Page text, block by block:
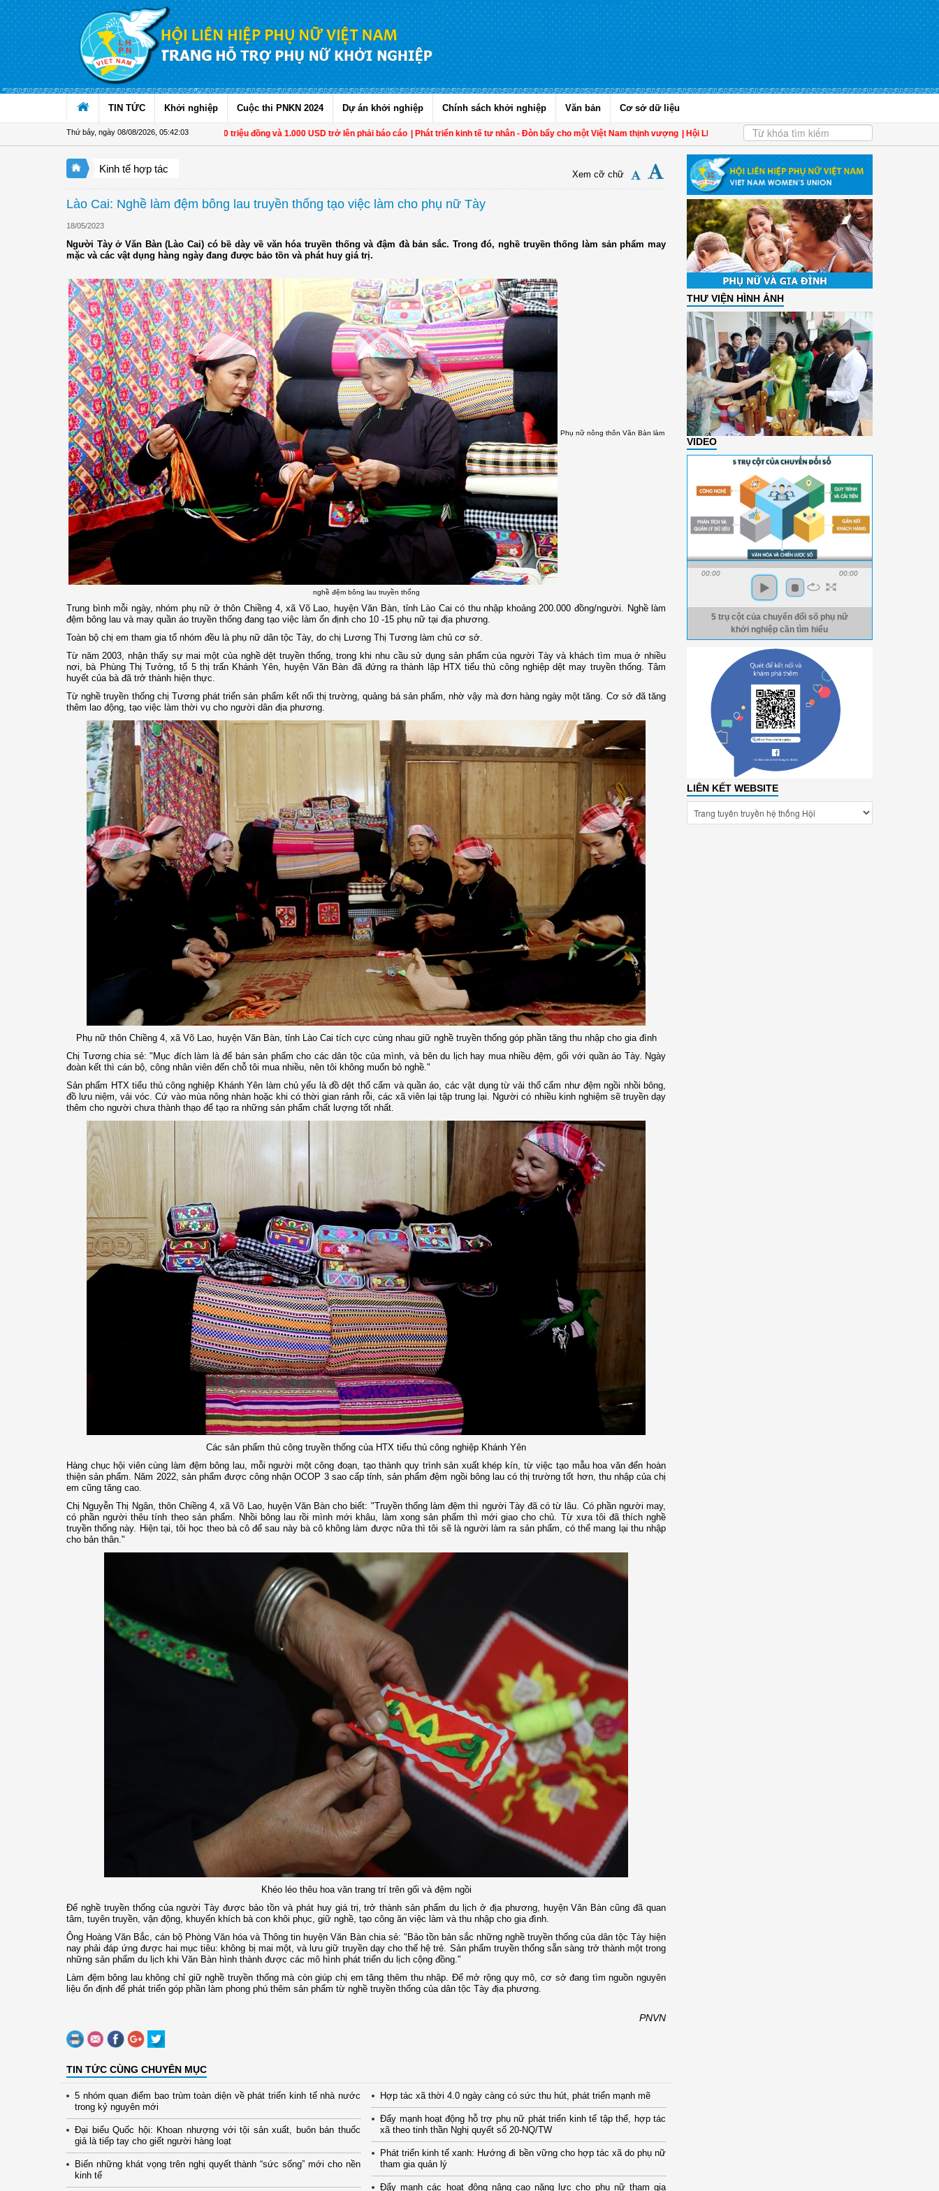
Truy cập nội dung luôn
TIN TỨC Khởi nghiệp Cuộc thi PNKN 2024 Dự án khởi nghiệp Chính sách khởi nghiệp Văn bản Cơ sở dữ liệu
Thứ bảy, ngày 08/08/2026 05:42:04
Từ 1/11, chuyển tiền từ 500 triệu đồng và 1.000 USD trở lên phải báo cáo | Phát triển kinh tế tư nhân - Đòn bẩy cho một Việt Nam thịnh vượng | Hội LHPN tỉnh Kiên Giang biểu dương phụ nữ tiêu biểu trong tham gia
Kinh tế hợp tác Xem cỡ chữ
Lào Cai: Nghề làm đệm bông lau truyền thống tạo việc làm cho phụ nữ Tày
18/05/2023
Người Tày ở Văn Bàn (Lào Cai) có bề dày về văn hóa truyền thống và đậm đà bản sắc. Trong đó, nghề truyền thống làm sản phẩm may
mặc và các vật dụng hàng ngày đang được bảo tồn và phát huy giá trị.
Phụ nữ nông thôn Văn Bàn làm
nghề đệm bông lau truyền thống
Trung bình mỗi ngày, nhóm phụ nữ ở thôn Chiềng 4, xã Võ Lao, huyện Văn Bàn, tỉnh Lào Cai có thu nhập khoảng 200.000 đồng/người. Nghề làm
đệm bông lau và may quần áo truyền thống đang tạo việc làm ổn định cho 10 -15 phụ nữ tại địa phương.
Toàn bộ chị em tham gia tổ nhóm đều là phụ nữ dân tộc Tày, do chị Lương Thị Tương làm chủ cơ sở.
Từ năm 2003, nhận thấy sự mai một của nghề dệt truyền thống, trong khi nhu cầu sử dụng sản phẩm của người Tày và khách tìm mua ở nhiều
nơi, bà Phùng Thị Tưởng, tổ 5 thị trấn Khánh Yên, huyện Văn Bàn đã đứng ra thành lập HTX tiểu thủ công nghiệp dệt may truyền thống. Tâm
huyết của bà đã trở thành hiện thực.
Từ nghề truyền thống chị Tương phát triển sản phẩm kết nối thị trường, quảng bá sản phẩm, nhờ vậy mà đơn hàng ngày một tăng. Cơ sở đã tăng
thêm lao động, tạo việc làm thời vụ cho người dân địa phương.
Phụ nữ thôn Chiềng 4, xã Võ Lao, huyện Văn Bàn, tỉnh Lào Cai tích cực cùng nhau giữ nghề truyền thống góp phần tăng thu nhập cho gia đình
Chị Tương chia sẻ: "Mục đích làm là để bán sản phẩm cho các dân tộc của mình, và bên du lịch hay mua nhiều đệm, gối với quần áo Tày. Ngày
đoàn kết thì cán bộ, công nhân viên đến chỗ tôi mua nhiều, nên tôi không muốn bỏ nghề."
Sản phẩm HTX tiểu thủ công nghiệp Khánh Yên làm chủ yếu là đồ dệt thổ cẩm và quần áo, các vật dụng từ vải thổ cẩm như đệm ngồi nhồi bông,
đồ lưu niệm, vải vóc. Cứ vào mùa nông nhàn hoặc khi có thời gian rảnh rỗi, các xã viên lại tập trung lại. Người có nhiều kinh nghiệm sẽ truyền dạy
thêm cho người chưa thành thạo để tạo ra những sản phẩm chất lượng tốt nhất.
Các sản phẩm thủ công truyền thống của HTX tiểu thủ công nghiệp Khánh Yên
Hàng chục hội viên cùng làm đệm bông lau, mỗi người một công đoạn, tạo thành quy trình sản xuất khép kín, từ việc tạo mẫu hoa văn đến hoàn
thiện sản phẩm. Năm 2022, sản phẩm được công nhận OCOP 3 sao cấp tỉnh, sản phẩm đệm ngồi bông lau có thị trường tốt hơn, thu nhập của chị
em cũng tăng cao.
Chị Nguyễn Thị Ngân, thôn Chiềng 4, xã Võ Lao, huyện Văn Bàn cho biết: "Truyền thống làm đệm thì người Tày đã có từ lâu. Có phần người may,
có phần người thêu tính theo sản phẩm. Nhồi bông lau rồi mình mới khâu, làm xong sản phẩm thì mới giao cho chủ. Từ xưa tôi đã thích nghề
truyền thống này. Hiện tại, tôi học theo bà cô để sau này bà cô không làm được nữa thì tôi sẽ là người làm ra sản phẩm, có thể mang lại thu nhập
cho bản thân."
Khéo léo thêu hoa văn trang trí trên gối và đệm ngồi
Để nghề truyền thống của người Tày được bảo tồn và phát huy giá trị, trở thành sản phẩm du lịch ở địa phương, huyện Văn Bàn cũng đã quan
tâm, tuyên truyền, vận động, khuyến khích bà con khôi phục, giữ nghề, tạo công ăn việc làm và thu nhập cho gia đình.
Ông Hoàng Văn Bắc, cán bộ Phòng Văn hóa và Thông tin huyện Văn Bàn chia sẻ: "Bảo tồn bản sắc những nghề truyền thống của dân tộc Tày hiện
nay phải đáp ứng được hai mục tiêu: không bị mai một, và lưu giữ truyền dạy cho thế hệ trẻ. Sản phẩm truyền thống sẵn sàng trở thành một trong
những sản phẩm du lịch khi Văn Bàn hình thành được các mô hình phát triển du lịch cộng đồng."
Làm đệm bông lau không chỉ giữ nghề truyền thống mà còn giúp chị em tăng thêm thu nhập. Để mở rộng quy mô, cơ sở đang tìm nguồn nguyên
liệu ổn định để phát triển góp phần làm phong phú thêm sản phẩm từ nghề truyền thống của dân tộc Tày địa phương.
PNVN
TIN TỨC CÙNG CHUYÊN MỤC
5 nhóm quan điểm bao trùm toàn diện về phát triển kinh tế nhà nước
trong kỷ nguyên mới
Đại biểu Quốc hội: Khoan nhượng với tội sản xuất, buôn bán thuốc
giả là tiếp tay cho giết người hàng loạt
Biến những khát vọng trên nghị quyết thành “sức sống” mới cho nền
kinh tế
Hợp tác xã thời 4.0 ngày càng có sức thu hút, phát triển mạnh mẽ
Đẩy mạnh hoạt động hỗ trợ phụ nữ phát triển kinh tế tập thể, hợp tác
xã theo tinh thần Nghị quyết số 20-NQ/TW
Phát triển kinh tế xanh: Hướng đi bền vững cho hợp tác xã do phụ nữ
tham gia quản lý
Đẩy mạnh các hoạt động nâng cao năng lực cho phụ nữ tham gia
THƯ VIỆN HÌNH ẢNH
VIDEO
00:00 00:00
5 trụ cột của chuyển đổi số phụ nữ
khởi nghiệp cần tìm hiểu
LIÊN KẾT WEBSITE